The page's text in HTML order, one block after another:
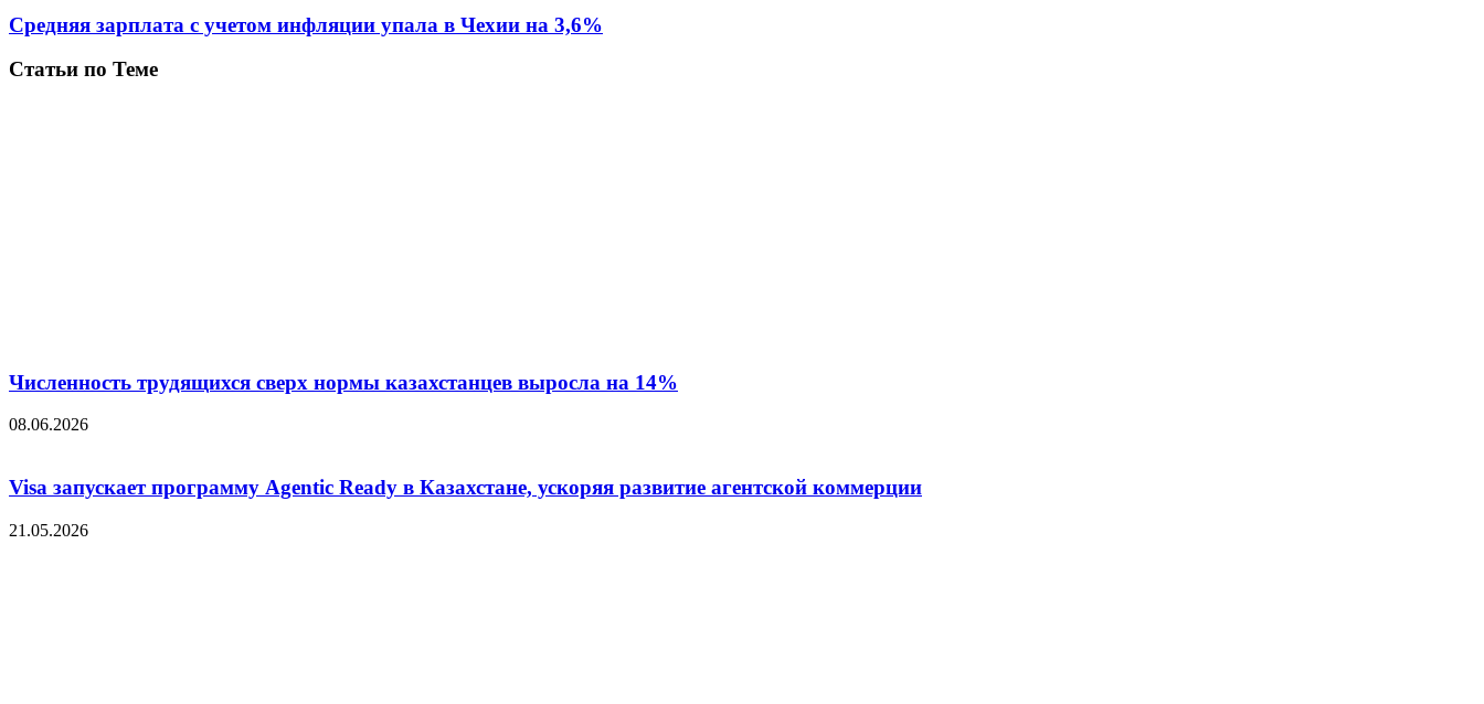
Средняя зарплата с учетом инфляции упала в Чехии на 3,6%
Статьи по Теме
Численность трудящихся сверх нормы казахстанцев выросла на 14%
08.06.2026
Visa запускает программу Agentic Ready в Казахстане, ускоряя развитие агентской коммерции
21.05.2026